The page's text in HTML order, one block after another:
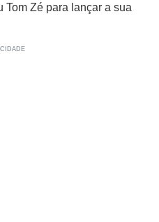
Zé para lançar a sua